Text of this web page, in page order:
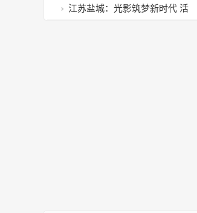
相，是价值
江苏盐城：光影筑梦新时代 活